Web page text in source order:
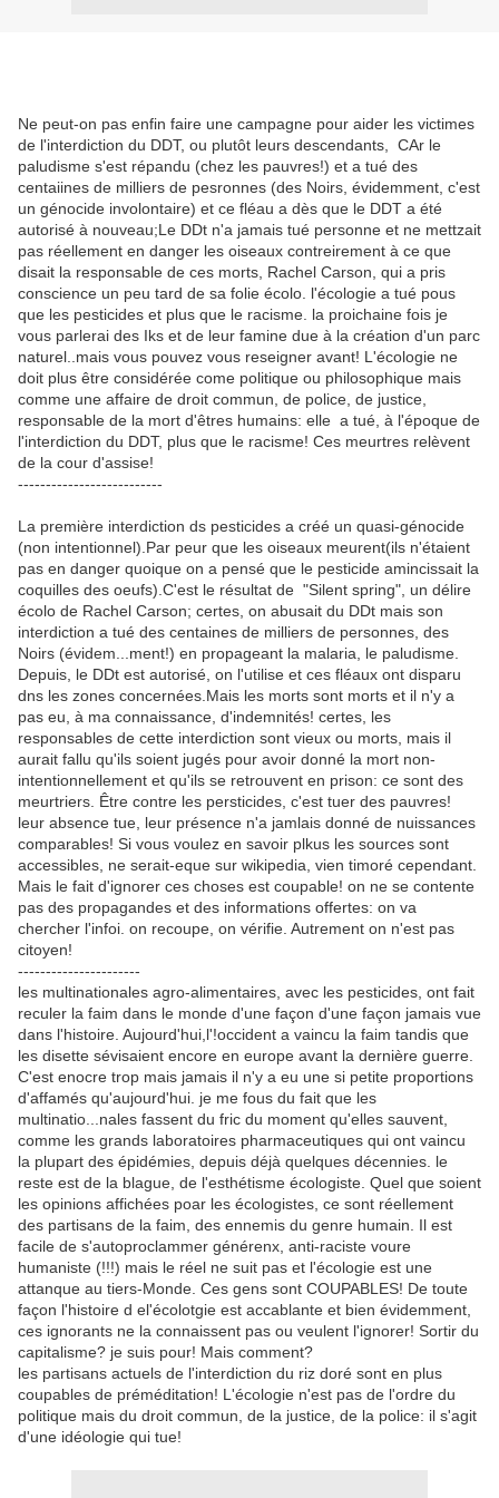
Ne peut-on pas enfin faire une campagne pour aider les victimes
de l'interdiction du DDT, ou plutôt leurs descendants, CAr le
paludisme s'est répandu (chez les pauvres!) et a tué des
centaiines de milliers de pesronnes (des Noirs, évidemment, c'est
un génocide involontaire) et ce fléau a dès que le DDT a été
autorisé à nouveau;Le DDt n'a jamais tué personne et ne mettzait
pas réellement en danger les oiseaux contreirement à ce que
disait la responsable de ces morts, Rachel Carson, qui a pris
conscience un peu tard de sa folie écolo. l'écologie a tué pous
que les pesticides et plus que le racisme. la proichaine fois je
vous parlerai des Iks et de leur famine due à la création d'un parc
naturel..mais vous pouvez vous reseigner avant! L'écologie ne
doit plus être considérée come politique ou philosophique mais
comme une affaire de droit commun, de police, de justice,
responsable de la mort d'êtres humains: elle a tué, à l'époque de
l'interdiction du DDT, plus que le racisme! Ces meurtres relèvent
de la cour d'assise!
--------------------------
La première interdiction ds pesticides a créé un quasi-génocide
(non intentionnel).Par peur que les oiseaux meurent(ils n'étaient
pas en danger quoique on a pensé que le pesticide amincissait la
coquilles des oeufs).C'est le résultat de "Silent spring", un délire
écolo de Rachel Carson; certes, on abusait du DDt mais son
interdiction a tué des centaines de milliers de personnes, des
Noirs (évidem
ment!) en propageant la malaria, le paludisme.
Depuis, le DDt est autorisé, on l'utilise et ces fléaux ont disparu
dns les zones concernées.Mais les morts sont morts et il n'y a
pas eu, à ma connaissance, d'indemnités! certes, les
responsables de cette interdiction sont vieux ou morts, mais il
aurait fallu qu'ils soient jugés pour avoir donné la mort non-
intentionnellement et qu'ils se retrouvent en prison: ce sont des
meurtriers. Être contre les persticides, c'est tuer des pauvres!
leur absence tue, leur présence n'a jamlais donné de nuissances
comparables! Si vous voulez en savoir plkus les sources sont
accessibles, ne serait-eque sur wikipedia, vien timoré cependant.
Mais le fait d'ignorer ces choses est coupable! on ne se contente
pas des propagandes et des informations offertes: on va
chercher l'infoi. on recoupe, on vérifie. Autrement on n'est pas
citoyen!
----------------------
les multinationales agro-alimentaires, avec les pesticides, ont fait
reculer la faim dans le monde d'une façon d'une façon jamais vue
dans l'histoire. Aujourd'hui,l'!occident a vaincu la faim tandis que
les disette sévisaient encore en europe avant la dernière guerre.
C'est enocre trop mais jamais il n'y a eu une si petite proportions
d'affamés qu'aujourd'hui. je me fous du fait que les
multinatio
nales fassent du fric du moment qu'elles sauvent,
comme les grands laboratoires pharmaceutiques qui ont vaincu
la plupart des épidémies, depuis déjà quelques décennies. le
reste est de la blague, de l'esthétisme écologiste. Quel que soient
les opinions affichées poar les écologistes, ce sont réellement
des partisans de la faim, des ennemis du genre humain. Il est
facile de s'autoproclammer générenx, anti-raciste voure
humaniste (!!!) mais le réel ne suit pas et l'écologie est une
attanque au tiers-Monde. Ces gens sont COUPABLES! De toute
façon l'histoire d el'écolotgie est accablante et bien évidemment,
ces ignorants ne la connaissent pas ou veulent l'ignorer! Sortir du
capitalisme? je suis pour! Mais comment?
les partisans actuels de l'interdiction du riz doré sont en plus
coupables de préméditation! L'écologie n'est pas de l'ordre du
politique mais du droit commun, de la justice, de la police: il s'agit
d'une idéologie qui tue!